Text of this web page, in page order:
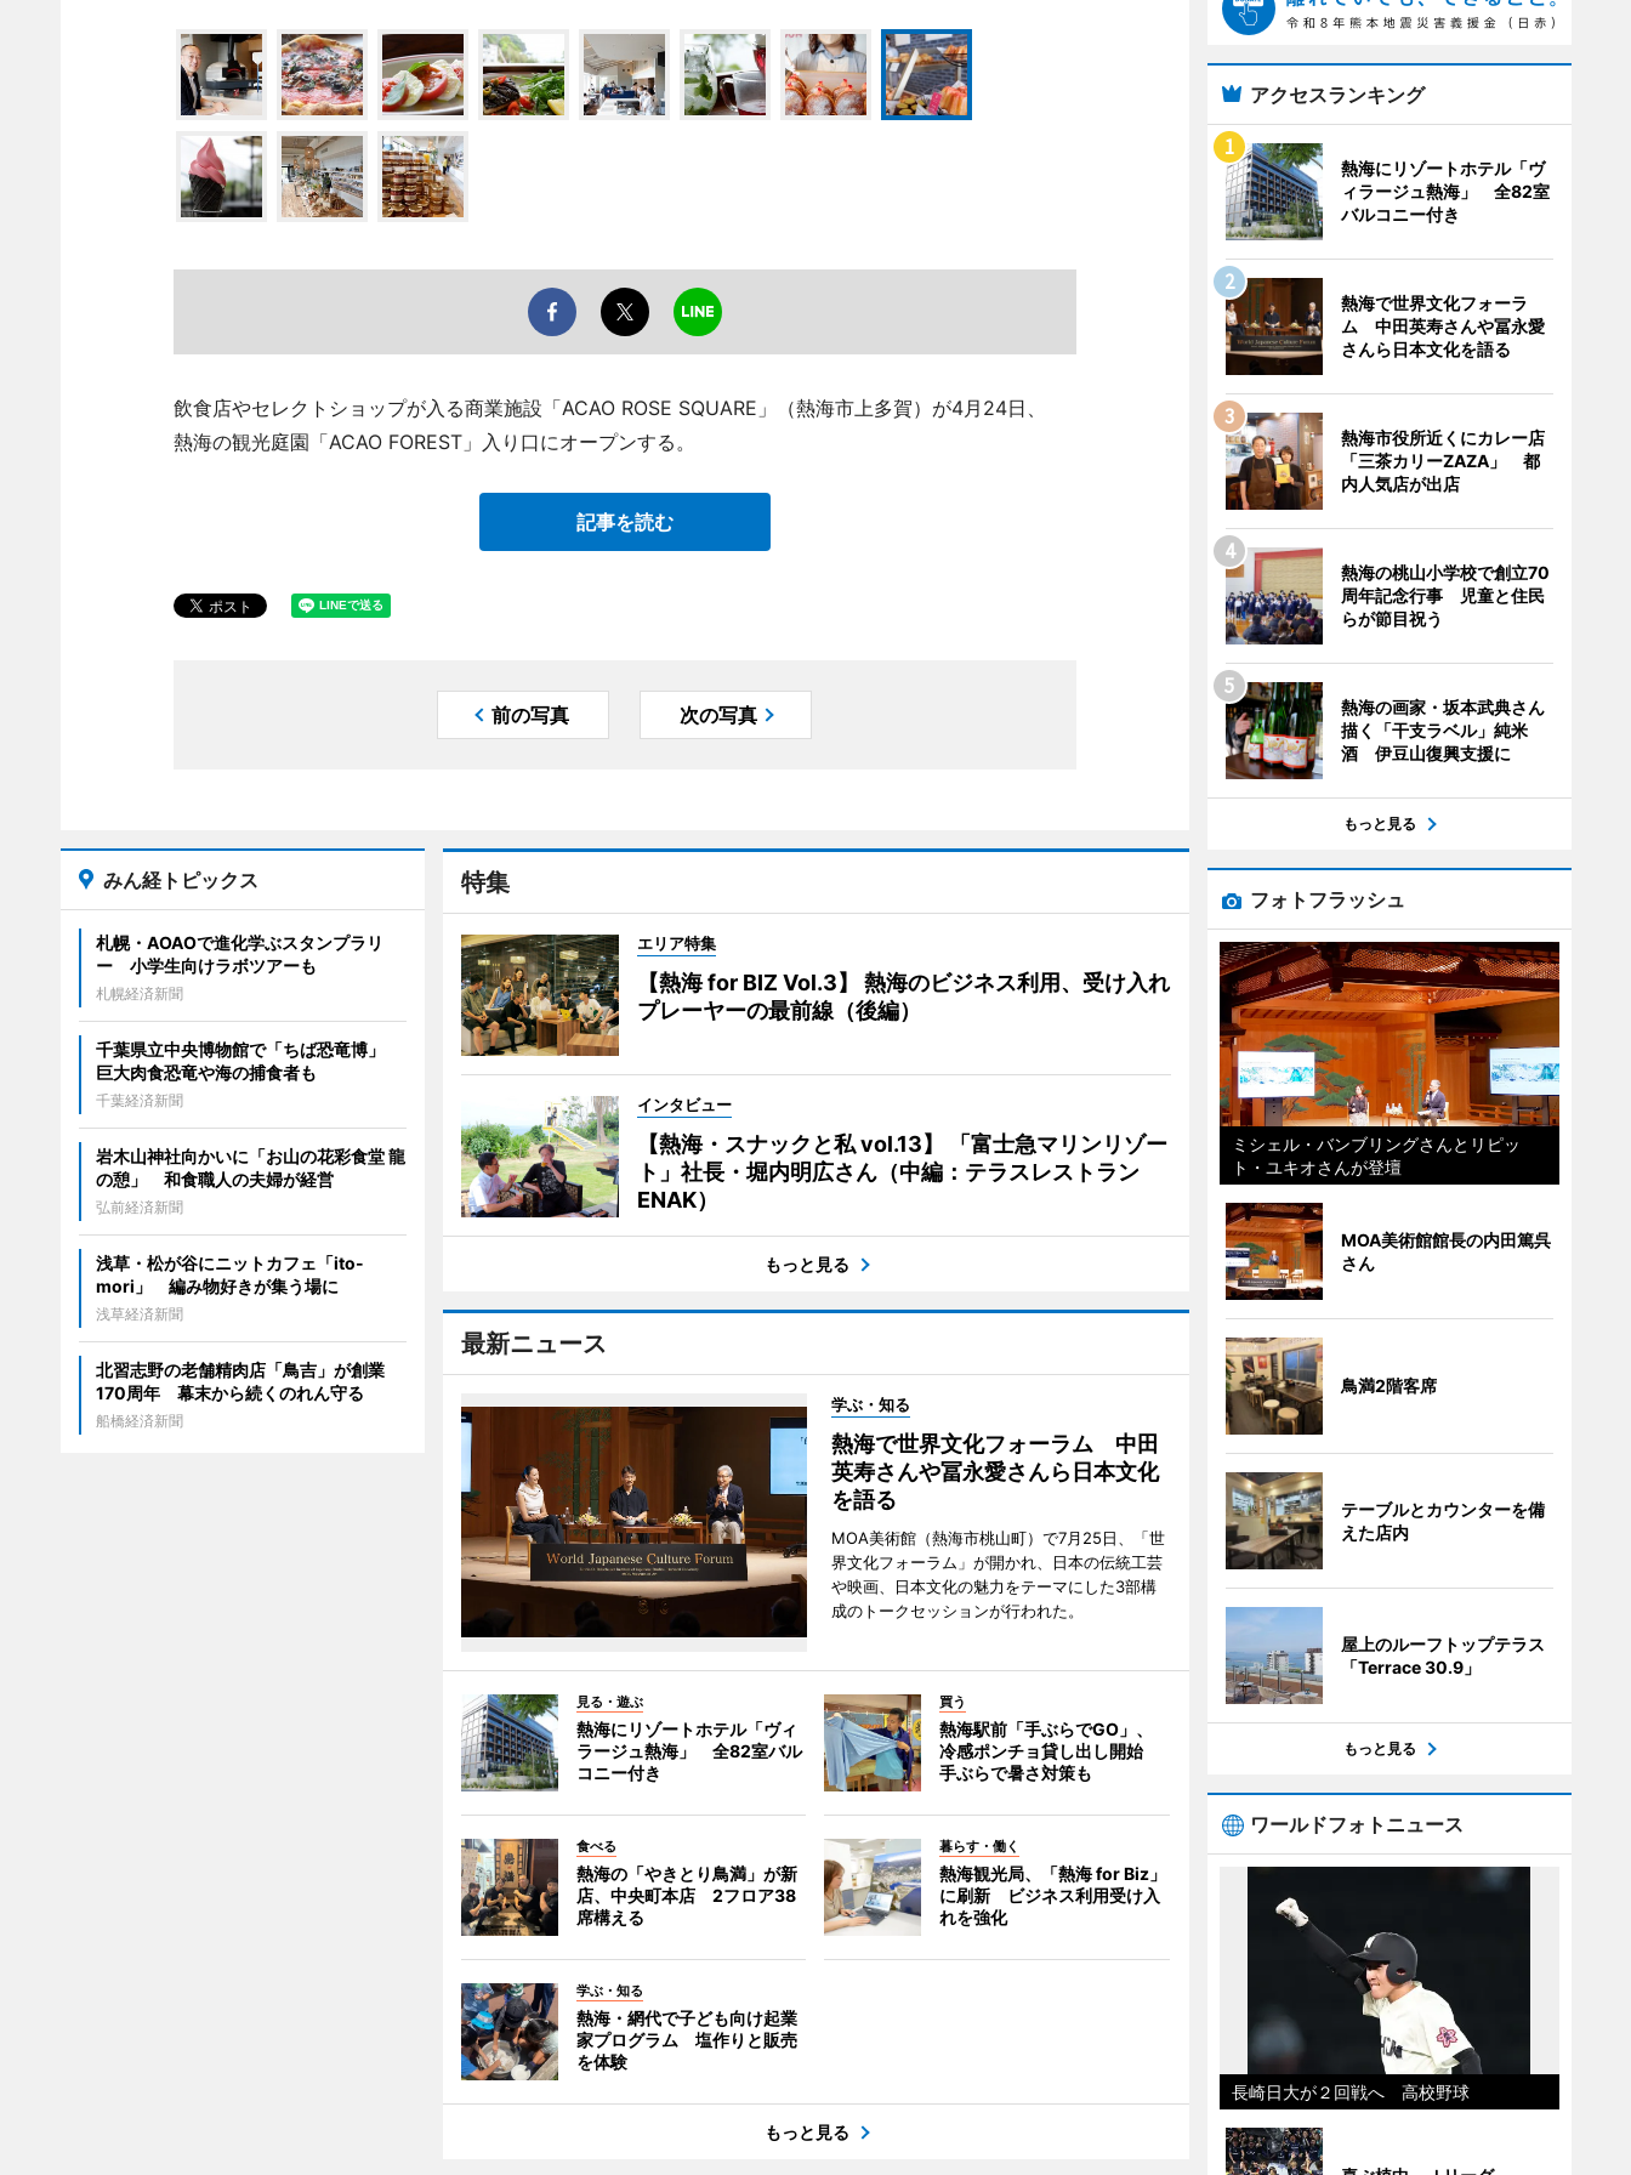
飲食店やセレクトショップが入る商業施設「ACAO ROSE SQUARE」（熱海市上多賀）が4月24日、
熱海の観光庭園「ACAO FOREST」入り口にオープンする。
記事を読む
前の写真 次の写真
特集
エリア特集
【熱海 for BIZ Vol.3】 熱海のビジネス利用、受け入れ
プレーヤーの最前線（後編）
インタビュー
【熱海・スナックと私 vol.13】 「富士急マリンリゾー
ト」社長・堀内明広さん（中編：テラスレストラン
ENAK）
もっと見る
最新ニュース
学ぶ・知る
熱海で世界文化フォーラム 中田
英寿さんや冨永愛さんら日本文化
を語る
MOA美術館（熱海市桃山町）で7月25日、「世
界文化フォーラム」が開かれ、日本の伝統工芸
や映画、日本文化の魅力をテーマにした3部構
成のトークセッションが行われた。
見る・遊ぶ
熱海にリゾートホテル「ヴィ
ラージュ熱海」 全82室バル
コニー付き
買う
熱海駅前「手ぶらでGO」、
冷感ポンチョ貸し出し開始
手ぶらで暑さ対策も
食べる
熱海の「やきとり鳥満」が新
店、中央町本店 2フロア38
席構える
暮らす・働く
熱海観光局、「熱海 for Biz」
に刷新 ビジネス利用受け入
れを強化
学ぶ・知る
熱海・網代で子ども向け起業
家プログラム 塩作りと販売
を体験
もっと見る
みん経トピックス
札幌・AOAOで進化学ぶスタンプラリ
ー 小学生向けラボツアーも
札幌経済新聞
千葉県立中央博物館で「ちば恐竜博」
巨大肉食恐竜や海の捕食者も
千葉経済新聞
岩木山神社向かいに「お山の花彩食堂 龍
の憩」 和食職人の夫婦が経営
弘前経済新聞
浅草・松が谷にニットカフェ「ito-
mori」 編み物好きが集う場に
浅草経済新聞
北習志野の老舗精肉店「鳥吉」が創業
170周年 幕末から続くのれん守る
船橋経済新聞
アクセスランキング
熱海にリゾートホテル「ヴ
ィラージュ熱海」 全82室
バルコニー付き
熱海で世界文化フォーラ
ム 中田英寿さんや冨永愛
さんら日本文化を語る
熱海市役所近くにカレー店
「三茶カリーZAZA」 都
内人気店が出店
熱海の桃山小学校で創立70
周年記念行事 児童と住民
らが節目祝う
熱海の画家・坂本武典さん
描く「干支ラベル」純米
酒 伊豆山復興支援に
もっと見る
フォトフラッシュ
ミシェル・バンブリングさんとリピッ
ト・ユキオさんが登壇
MOA美術館館長の内田篤呉
さん
鳥満2階客席
テーブルとカウンターを備
えた店内
屋上のルーフトップテラス
「Terrace 30.9」
もっと見る
ワールドフォトニュース
長崎日大が２回戦へ 高校野球